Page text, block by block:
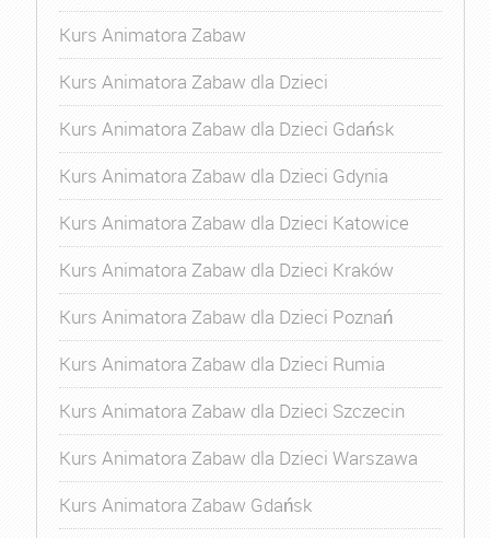
Kurs Animatora Zabaw
Kurs Animatora Zabaw dla Dzieci
Kurs Animatora Zabaw dla Dzieci Gdańsk
Kurs Animatora Zabaw dla Dzieci Gdynia
Kurs Animatora Zabaw dla Dzieci Katowice
Kurs Animatora Zabaw dla Dzieci Kraków
Kurs Animatora Zabaw dla Dzieci Poznań
Kurs Animatora Zabaw dla Dzieci Rumia
Kurs Animatora Zabaw dla Dzieci Szczecin
Kurs Animatora Zabaw dla Dzieci Warszawa
Kurs Animatora Zabaw Gdańsk